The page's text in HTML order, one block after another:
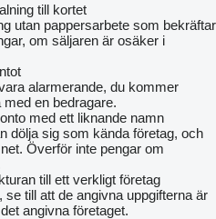
till kortet
utan pappersarbete som bekräftar
om säljaren är osäker i
alarmerande, du kommer
en bedragare.
med ett liknande namn
dölja sig som kända företag, och
Överför inte pengar om
till ett verkligt företag
se till att de angivna uppgifterna är
angivna företaget.